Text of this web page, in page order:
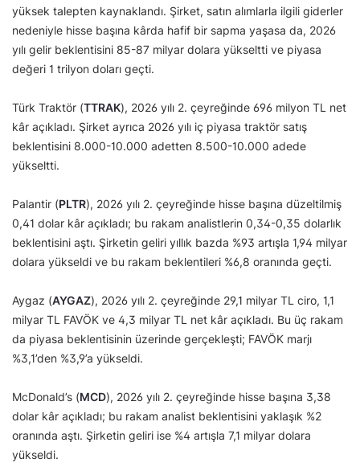
yüksek talepten kaynaklandı. Şirket, satın alımlarla ilgili giderler
nedeniyle hisse başına kârda hafif bir sapma yaşasa da, 2026
yılı gelir beklentisini 85-87 milyar dolara yükseltti ve piyasa
değeri 1 trilyon doları geçti.
Türk Traktör (TTRAK), 2026 yılı 2. çeyreğinde 696 milyon TL net
kâr açıkladı. Şirket ayrıca 2026 yılı iç piyasa traktör satış
beklentisini 8.000-10.000 adetten 8.500-10.000 adede
yükseltti.
Palantir (PLTR), 2026 yılı 2. çeyreğinde hisse başına düzeltilmiş
0,41 dolar kâr açıkladı; bu rakam analistlerin 0,34-0,35 dolarlık
beklentisini aştı. Şirketin geliri yıllık bazda %93 artışla 1,94 milyar
dolara yükseldi ve bu rakam beklentileri %6,8 oranında geçti.
Aygaz (AYGAZ), 2026 yılı 2. çeyreğinde 29,1 milyar TL ciro, 1,1
milyar TL FAVÖK ve 4,3 milyar TL net kâr açıkladı. Bu üç rakam
da piyasa beklentisinin üzerinde gerçekleşti; FAVÖK marjı
%3,1’den %3,9’a yükseldi.
McDonald’s (MCD), 2026 yılı 2. çeyreğinde hisse başına 3,38
dolar kâr açıkladı; bu rakam analist beklentisini yaklaşık %2
oranında aştı. Şirketin geliri ise %4 artışla 7,1 milyar dolara
yükseldi.